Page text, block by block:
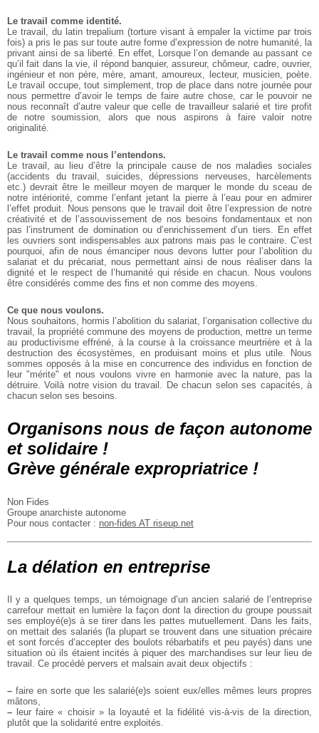
Le travail comme identité.
Le travail, du latin trepalium (torture visant à empaler la victime par trois
fois) a pris le pas sur toute autre forme d’expression de notre humanité, la
privant ainsi de sa liberté. En effet, Lorsque l’on demande au passant ce
qu’il fait dans la vie, il répond banquier, assureur, chômeur, cadre, ouvrier,
ingénieur et non père, mère, amant, amoureux, lecteur, musicien, poète.
Le travail occupe, tout simplement, trop de place dans notre journée pour
nous permettre d’avoir le temps de faire autre chose, car le pouvoir ne
nous reconnaît d’autre valeur que celle de travailleur salarié et tire profit
de notre soumission, alors que nous aspirons à faire valoir notre
originalité.
Le travail comme nous l’entendons.
Le travail, au lieu d’être la principale cause de nos maladies sociales
(accidents du travail, suicides, dépressions nerveuses, harcèlements
etc.) devrait être le meilleur moyen de marquer le monde du sceau de
notre intériorité, comme l’enfant jetant la pierre à l’eau pour en admirer
l’effet produit. Nous pensons que le travail doit être l’expression de notre
créativité et de l’assouvissement de nos besoins fondamentaux et non
pas l’instrument de domination ou d’enrichissement d’un tiers. En effet
les ouvriers sont indispensables aux patrons mais pas le contraire. C’est
pourquoi, afin de nous émanciper nous devons lutter pour l’abolition du
salariat et du précariat, nous permettant ainsi de nous réaliser dans la
dignité et le respect de l’humanité qui réside en chacun. Nous voulons
être considérés comme des fins et non comme des moyens.
Ce que nous voulons.
Nous souhaitons, hormis l’abolition du salariat, l’organisation collective du
travail, la propriété commune des moyens de production, mettre un terme
au productivisme effréné, à la course à la croissance meurtrière et à la
destruction des écosystèmes, en produisant moins et plus utile. Nous
sommes opposés à la mise en concurrence des individus en fonction de
leur "mérite" et nous voulons vivre en harmonie avec la nature, pas la
détruire. Voilà notre vision du travail. De chacun selon ses capacités, à
chacun selon ses besoins.
Organisons nous de façon autonome
et solidaire !
Grève générale expropriatrice !
Non Fides
Groupe anarchiste autonome
Pour nous contacter : non-fides AT riseup.net
La délation en entreprise
Il y a quelques temps, un témoignage d’un ancien salarié de l’entreprise
carrefour mettait en lumière la façon dont la direction du groupe poussait
ses employé(e)s à se tirer dans les pattes mutuellement. Dans les faits,
on mettait des salariés (la plupart se trouvent dans une situation précaire
et sont forcés d’accepter des boulots rébarbatifs et peu payés) dans une
situation où ils étaient incités à piquer des marchandises sur leur lieu de
travail. Ce procédé pervers et malsain avait deux objectifs :
– faire en sorte que les salarié(e)s soient eux/elles mêmes leurs propres
mâtons,
– leur faire « choisir » la loyauté et la fidélité vis-à-vis de la direction,
plutôt que la solidarité entre exploités.